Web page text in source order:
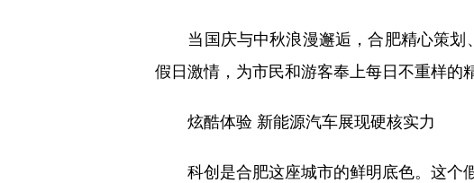
当国庆与中秋浪漫邂逅，合肥精心策划
假日激情，为市民和游客奉上每日不重样的
炫酷体验 新能源汽车展现硬核实力
科创是合肥这座城市的鲜明底色。这个假